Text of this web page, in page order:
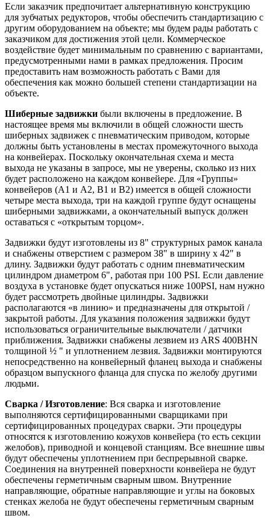
Если заказчик предпочитает альтернативную конструкцию
для зубчатых редукторов, чтобы обеспечить стандартизацию с
другим оборудованием на объекте; мы будем рады работать с
заказчиком для достижения этой цели. Коммерческое
воздействие будет минимальным по сравнению с вариантами,
предусмотренными нами в рамках предложения. Просим
предоставить нам возможность работать с Вами для
обеспечения как можно большей степени стандартизации на
объекте.
Шиберные задвижки были включены в предложение. В
настоящее время мы включили в общей сложности шесть
шиберных задвижек с пневматическим приводом, которые
должны быть установлены в местах промежуточного выхода
на конвейерах. Поскольку окончательная схема и места
выхода не указаны в запросе, мы не уверены, сколько из них
будет расположено на каждом конвейере. Для «Группы»
конвейеров (A1 и A2, B1 и B2) имеется в общей сложности
четыре места выхода, три на каждой группе будут оснащены
шиберными задвижками, а окончательный выпуск должен
оставаться с «открытым торцом».
Задвижки будут изготовлены из 8" структурных рамок канала
и снабжены отверстием с размером 38" в ширину х 42" в
длину. Задвижки будут работать с одним пневматическим
цилиндром диаметром 6", работая при 100 PSI. Если давление
воздуха в установке будет опускаться ниже 100PSI, нам нужно
будет рассмотреть двойные цилиндры. Задвижки
располагаются «в линию» и предназначены для открытой /
закрытой работы. Для указания положения задвижки будут
использоваться ограничительные выключатели / датчики
приближения. Задвижки снабжены лезвием из ARS 400BHN
толщиной ½ " и уплотнением лезвия. Задвижки монтируются
непосредственно на конвейерный фланец выхода и снабжены
образцом выпускного фланца для спуска по желобу другими
людьми.
Сварка / Изготовление: Вся сварка и изготовление
выполняются сертифицированными сварщиками при
сертифицированных процедурах сварки. Эти процедуры
относятся к изготовлению кожухов конвейера (то есть секции
желобов), приводной и концевой станциям. Все внешние швы
будут обеспечены уплотнением при беспрерывной сварке.
Соединения на внутренней поверхности конвейера не будут
обеспечены герметичным сварным швом. Внутренние
направляющие, обратные направляющие и углы на боковых
стенках желоба не будут обеспечены герметичным сварным
швом.